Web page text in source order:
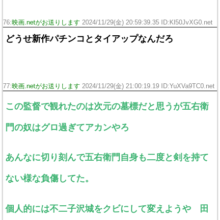
76:映画.netがお送りします 2024/11/29(金) 20:59:39.35 ID:Kl50JvXG0.net
どうせ新作パチンコとタイアップなんだろ
77:映画.netがお送りします 2024/11/29(金) 21:00:19.19 ID:YuXVa9TC0.net
この監督で観れたのは次元の墓標だと思うが五右衛
門の奴はグロ過ぎてアカンやろ
あんなに切り刻んで五右衛門自身も二度と剣を持て
ない様な負傷してた。
個人的には不二子沢城をクビにして変えようや 田